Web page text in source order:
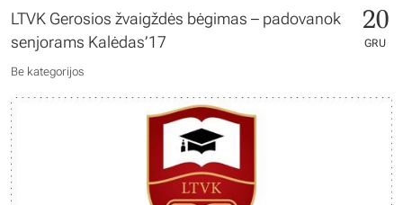
LTVK Gerosios žvaigždės bėgimas – padovanok
senjorams Kalėdas’17
20
GRU
Be kategorijos